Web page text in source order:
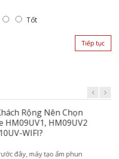
Tốt
Tiếp tục
Kem Tuyết Fujihome
Cho Gia Đình & Quán Nhỏ
cảnh nhu cầu thưởng thức các
uống mát lạnh, kem